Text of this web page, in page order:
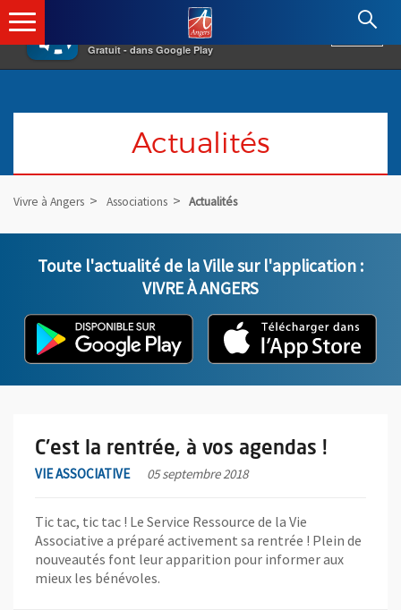
×
Gratuit - dans Google Play
Angers.fr : Retour à l'accueil
Actualités
Vivre à Angers Associations Actualités
Toute l'actualité de la Ville sur l'application :
VIVRE À ANGERS
L'application "Vivre à Angers" -
, Ouvre une nouvelle fenêtre ,
C'est la rentrée, à vos agendas !
VIE ASSOCIATIVE 05 septembre 2018
Tic tac, tic tac ! Le Service Ressource de la Vie
Associative a préparé activement sa rentrée ! Plein de
nouveautés font leur apparition pour informer aux
mieux les bénévoles.